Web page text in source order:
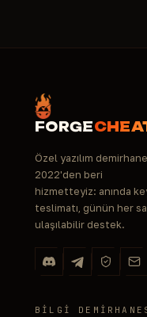
FORGE
Özel yazılım
2022'den beri
hizmetteyiz: anında
teslimatı, günün her
ulaşılabilir destek.
BILGI